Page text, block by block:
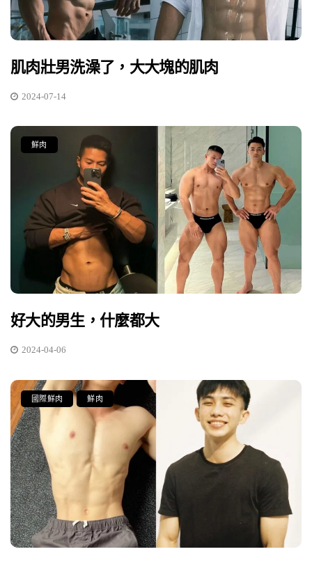
肌肉壯男洗澡了，大大塊的肌肉
2024-07-14
鮮肉
好大的男生，什麼都大
2024-04-06
國際鮮肉 鮮肉